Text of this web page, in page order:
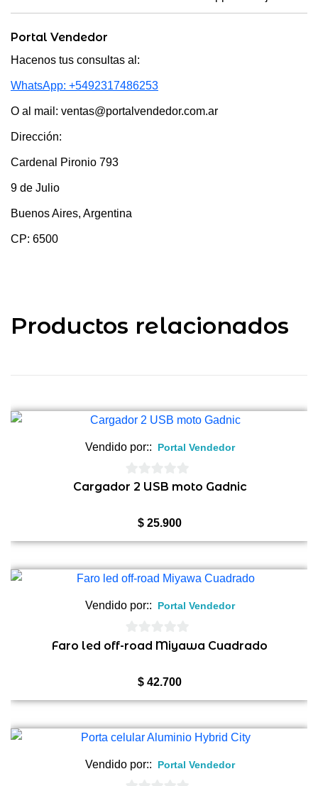
Portal Vendedor
Hacenos tus consultas al:
WhatsApp: +5492317486253
O al mail: ventas@portalvendedor.com.ar
Dirección:
Cardenal Pironio 793
9 de Julio
Buenos Aires, Argentina
CP: 6500
Productos relacionados
Vendido por:: Portal Vendedor
0
Cargador 2 USB moto Gadnic
$ 25.900
Vendido por:: Portal Vendedor
0
Faro led off-road Miyawa Cuadrado
$ 42.700
Vendido por:: Portal Vendedor